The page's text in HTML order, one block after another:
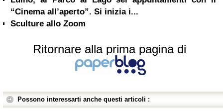
“Cinema all’aperto”. Si inizia i...
Sculture allo Zoom
Ritornare alla prima pagina di
Possono interessarti anche questi articoli :